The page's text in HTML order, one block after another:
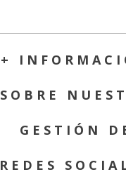
+
SOBRE
GESTIÓN
REDES